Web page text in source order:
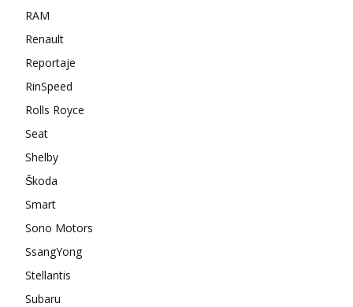
RAM
Renault
Reportaje
RinSpeed
Rolls Royce
Seat
Shelby
Škoda
Smart
Sono Motors
SsangYong
Stellantis
Subaru